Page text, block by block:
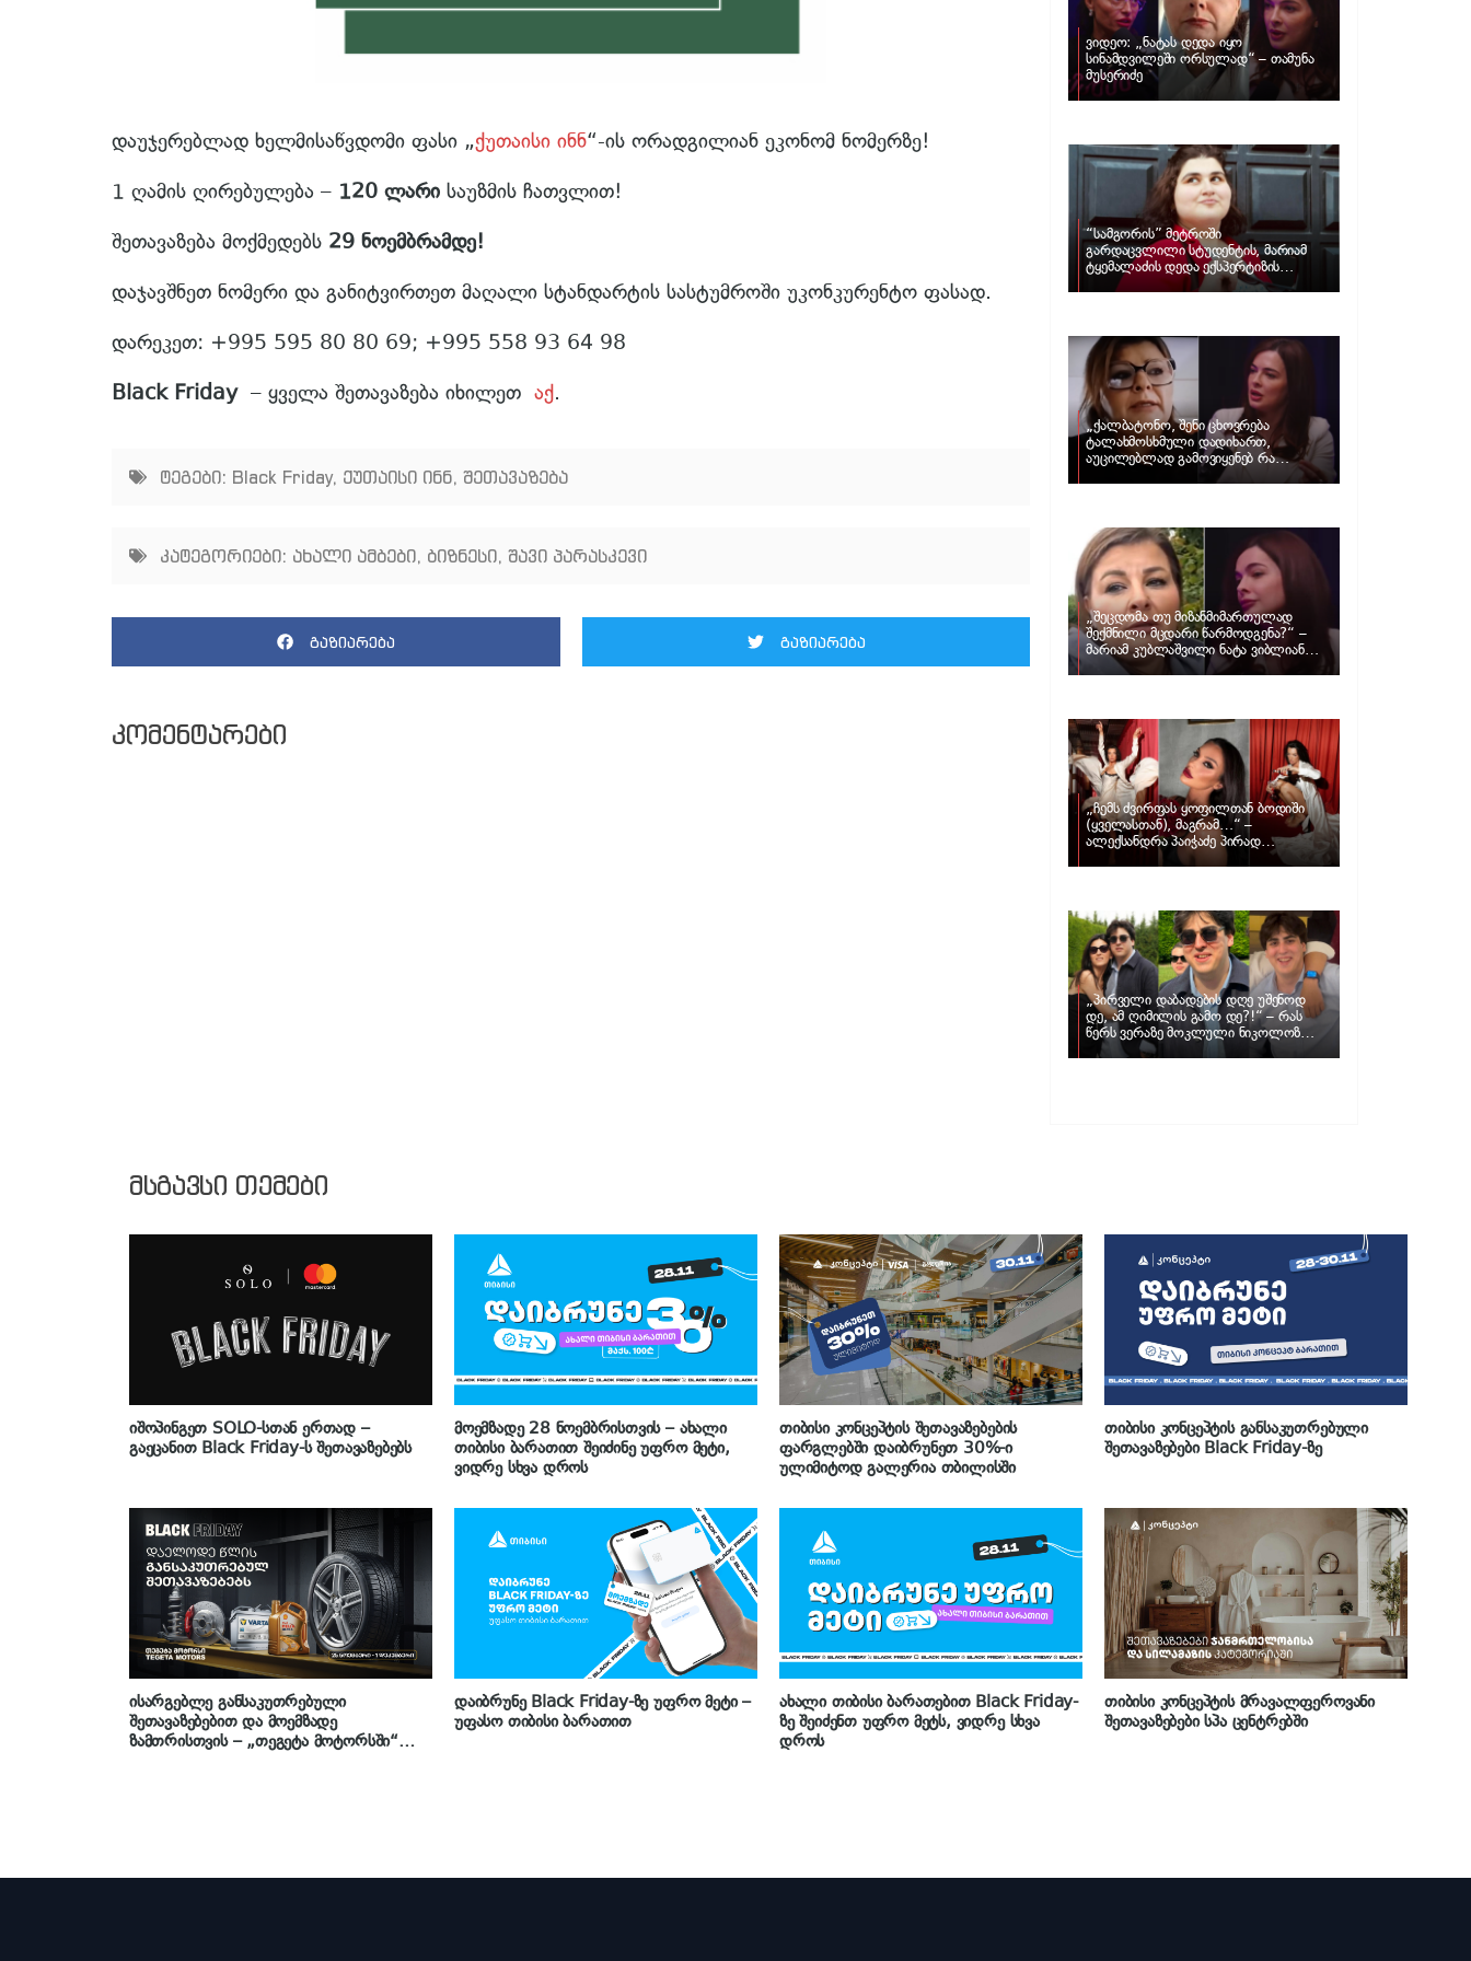
დაუჯერებლად ხელმისაწვდომი ფასი „ქუთაისი ინნ“-ის ორადგილიან ეკონომ ნომერზე!
1 ღამის ღირებულება – 120 ლარი საუზმის ჩათვლით!
შეთავაზება მოქმედებს 29 ნოემბრამდე!
დაჯავშნეთ ნომერი და განიტვირთეთ მაღალი სტანდარტის სასტუმროში უკონკურენტო ფასად.
დარეკეთ: +995 595 80 80 69; +995 558 93 64 98
Black Friday– ყველა შეთავაზება იხილეთ აქ.
ტეგები: Black Friday, ქუთაისი ინნ, შეთავაზება
კატეგორიები: ახალი ამბები, ბიზნესი, შავი პარასკევი
გაზიარება გაზიარება
კომენტარები
ვიდეო: „ნატას დედა იყო
სინამდვილეში ორსულად“ – თამუნა
მუსერიძე
“სამგორის” მეტროში
გარდაცვლილი სტუდენტის, მარიამ
ტყემალაძის დედა ექსპერტიზის
პასუხს აქვეყნებს – რა გახდა გოგონას
„ქალბატონო, შენი ცხოვრება
ტალახმოსხმული დადიხართ,
აუცილებლად გამოვიყენებ რა
ინფორმაციაც მაქვს“… – რა
„შეცდომა თუ მიზანმიმართულად
შექმნილი მცდარი წარმოდგენა?“ –
მარიამ კუბლაშვილი ნატა ვიბლიანის
საქმეზე ვიდეომიმართვას ავრცელებს
„ჩემს ძვირფას ყოფილთან ბოდიში
(ყველასთან), მაგრამ…“ –
ალექსანდრა პაიჭაძე პირად
„პირველი დაბადების დღე უშენოდ
დე, ამ ღიმილის გამო დე?!“ – რას
წერს ვერაზე მოკლული ნიკოლოზ
ღუნაშვილის დედა
მსგავსი თემები
იშოპინგეთ SOLO-სთან ერთად –
გაეცანით Black Friday-ს შეთავაზებებს
მოემზადე 28 ნოემბრისთვის – ახალი
თიბისი ბარათით შეიძინე უფრო მეტი,
ვიდრე სხვა დროს
თიბისი კონცეპტის შეთავაზებების
ფარგლებში დაიბრუნეთ 30%-ი
ულიმიტოდ გალერია თბილისში
თიბისი კონცეპტის განსაკუთრებული
შეთავაზებები Black Friday-ზე
ისარგებლე განსაკუთრებული
შეთავაზებებით და მოემზადე
ზამთრისთვის – „თეგეტა მოტორსში“
დაიბრუნე Black Friday-ზე უფრო მეტი –
უფასო თიბისი ბარათით
ახალი თიბისი ბარათებით Black Friday-
ზე შეიძენთ უფრო მეტს, ვიდრე სხვა
დროს
თიბისი კონცეპტის მრავალფეროვანი
შეთავაზებები სპა ცენტრებში